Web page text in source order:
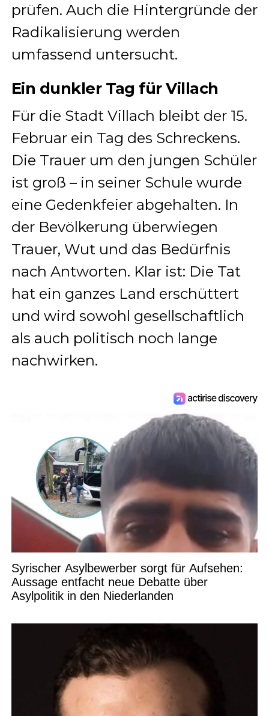
prüfen. Auch die Hintergründe der
Radikalisierung werden
umfassend untersucht.
Ein dunkler Tag für Villach
Für die Stadt Villach bleibt der 15.
Februar ein Tag des Schreckens.
Die Trauer um den jungen Schüler
ist groß – in seiner Schule wurde
eine Gedenkfeier abgehalten. In
der Bevölkerung überwiegen
Trauer, Wut und das Bedürfnis
nach Antworten. Klar ist: Die Tat
hat ein ganzes Land erschüttert
und wird sowohl gesellschaftlich
als auch politisch noch lange
nachwirken.
Syrischer Asylbewerber sorgt für Aufsehen:
Aussage entfacht neue Debatte über
Asylpolitik in den Niederlanden